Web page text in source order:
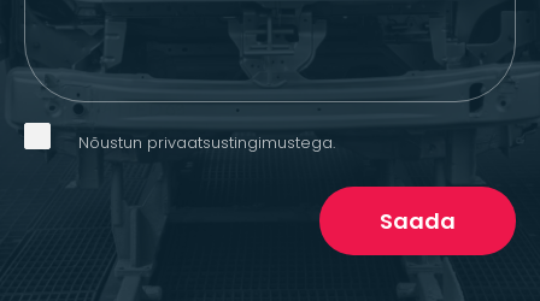
Nõustun privaatsustingimustega.
Saada